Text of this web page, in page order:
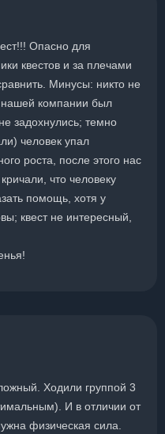
Опасно для
квестов и за плечами
Минусы: никто не
компании был
задохнулись; темно
человек упал
роста, после этого нас
что человеку
помощь, хотя у
квест не интересный,
Ходили группой 3
И в отличии от
физическая сила.